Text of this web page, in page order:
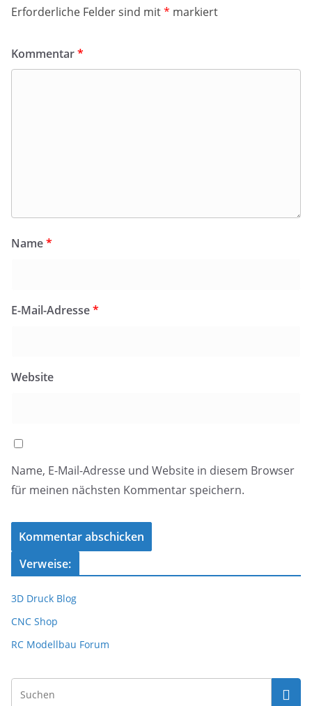
Erforderliche Felder sind mit* markiert
Kommentar*
Name*
E-Mail-Adresse*
Website
Name, E-Mail-Adresse und Website in diesem Browser
für meinen nächsten Kommentar speichern.
Verweise:
3D Druck Blog
CNC Shop
RC Modellbau Forum